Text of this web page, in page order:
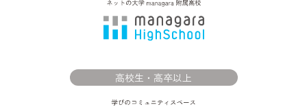
高校生・高卒以上